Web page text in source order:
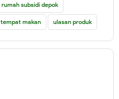
rumah subsidi depok
tempat makan ulasan produk